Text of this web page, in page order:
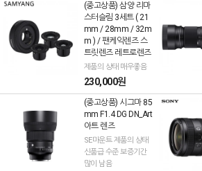
(중고상품) 삼양 리마
스터슬림 3세트 ( 21
mm / 28mm / 32m
m ) / 팬케익렌즈 스
트릿렌즈 레트로렌즈
제품의 상태 매우좋음
230,000원
(중고상품) 시그마 85
mm F1.4 DG DN_Art
아트 렌즈
SE마운트 제품의 상태
신품급 수준 보증기간
많이 남음